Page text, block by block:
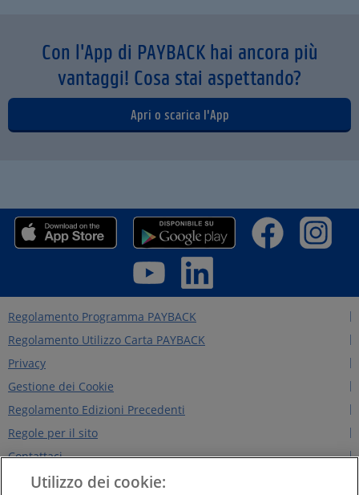
Con l'App di PAYBACK hai ancora più
vantaggi! Cosa stai aspettando?
Apri o scarica l'App
Regolamento Programma PAYBACK
Regolamento Utilizzo Carta PAYBACK
Privacy
Gestione dei Cookie
Regolamento Edizioni Precedenti
Regole per il sito
Contattaci
Chi siamo
Utilizzo dei cookie: